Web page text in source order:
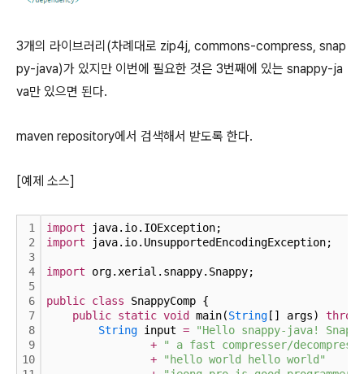
3개의 라이브러리(차례대로 zip4j, commons-compress, snap
py-java)가 있지만 이번에 필요한 것은 3번째에 있는 snappy-ja
va만 있으면 된다.
maven repository에서 검색해서 받도록 한다.
[예제 소스]
1
2
3
4
5
6
7
8
9
10
import java.io.IOException;
import java.io.UnsupportedEncodingException;
import org.xerial.snappy.Snappy;
public class SnappyComp {
public static void main(String [] args) throws
String input =
"Hello snappy-java!
+
" a fast compresser/
+
"hello world hello world"